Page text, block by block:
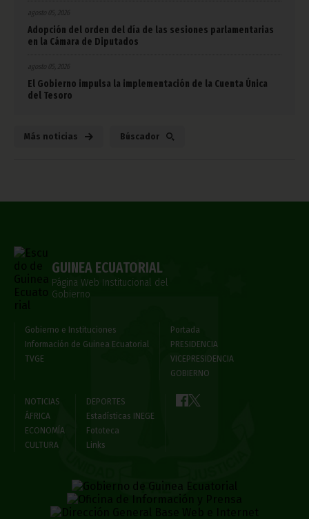
agosto 05, 2026
Adopción del orden del día de las sesiones parlamentarias
en la Cámara de Diputados
agosto 05, 2026
El Gobierno impulsa la implementación de la Cuenta Única
del Tesoro
Más noticias Búscador
GUINEA ECUATORIAL
Página Web Institucional del
Gobierno
Gobierno e Instituciones
Información de Guinea Ecuatorial
TVGE
Portada
PRESIDENCIA
VICEPRESIDENCIA
GOBIERNO
NOTICIAS
ÁFRICA
ECONOMÍA
CULTURA
DEPORTES
Estadísticas INEGE
Fototeca
Links